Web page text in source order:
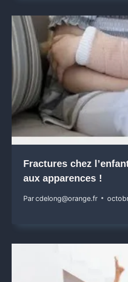
Fractures chez
aux apparences !
Parcdelong@orange.fr